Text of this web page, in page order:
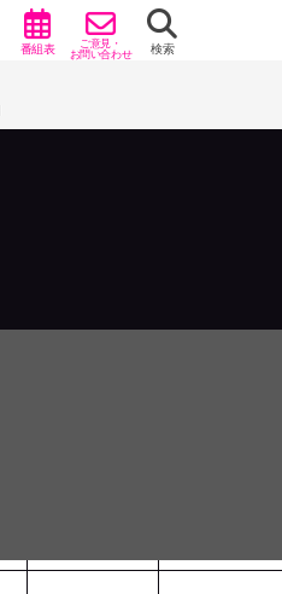
番組表 ご意見・
お問い合わせ 検索